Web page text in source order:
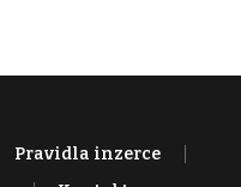
Pravidla inzerce